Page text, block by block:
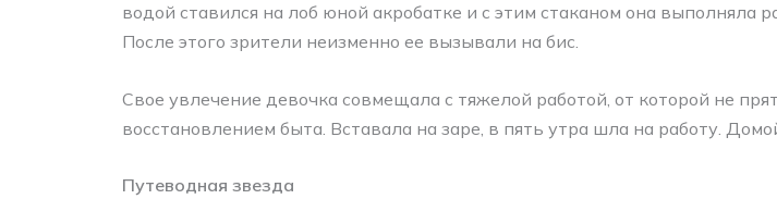
водой ставился на лоб юной акробатке и с этим стаканом она выполняла
После этого зрители неизменно ее вызывали на бис.
Свое увлечение девочка совмещала с тяжелой работой, от которой не
восстановлением быта. Вставала на заре, в пять утра шла на работу.
Путеводная звезда